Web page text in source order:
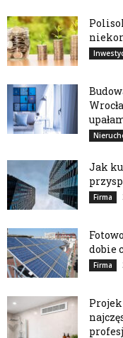
Jak
Firma
dobie
Firma